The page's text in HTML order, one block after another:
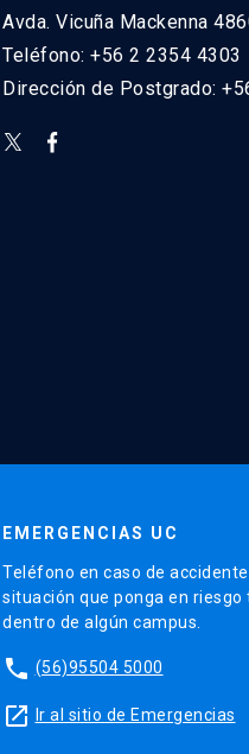
Avda. Vicuña Mackenna
Teléfono: +56 2 2354 4303
Dirección de Postgrado:
EMERGENCIAS UC
Teléfono en caso de accidente
situación que ponga en riesgo
dentro de algún campus.
phone (56)95504 5000
launch Ir al sitio de Emergencias